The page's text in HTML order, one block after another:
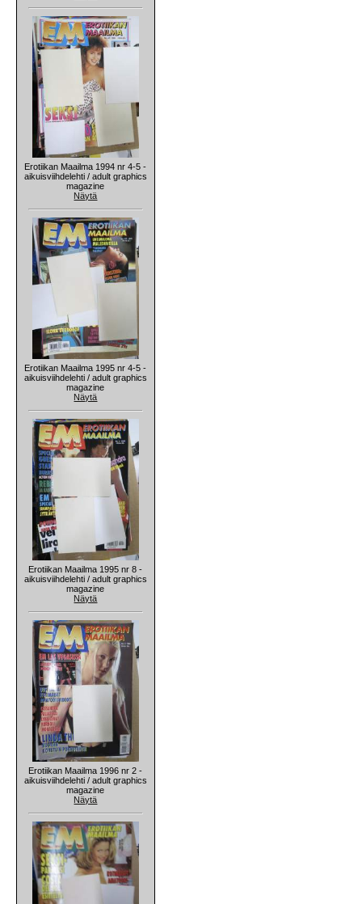
Erotiikan Maailma 1994 nr 4-5 -
aikuisviihdelehti / adult graphics
magazine
Näytä
Erotiikan Maailma 1995 nr 4-5 -
aikuisviihdelehti / adult graphics
magazine
Näytä
Erotiikan Maailma 1995 nr 8 -
aikuisviihdelehti / adult graphics
magazine
Näytä
Erotiikan Maailma 1996 nr 2 -
aikuisviihdelehti / adult graphics
magazine
Näytä